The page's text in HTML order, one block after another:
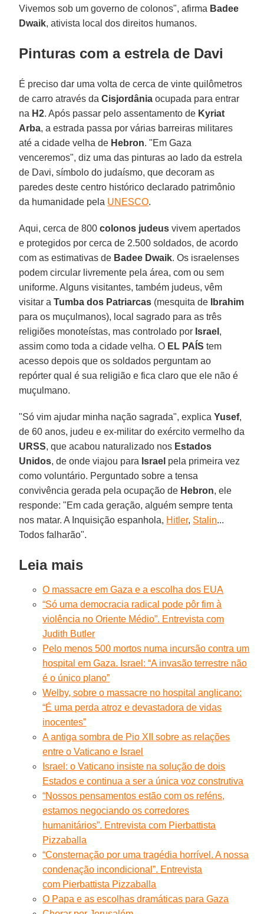
Vivemos sob um governo de colonos", afirma Badee
Dwaik, ativista local dos direitos humanos.
Pinturas com a estrela de Davi
É preciso dar uma volta de cerca de vinte quilômetros
de carro através daCisjordânia ocupada para entrar
na H2. Após passar pelo assentamento de Kyriat
Arba, a estrada passa por várias barreiras militares
até a cidade velha de Hebron. "Em Gaza
venceremos", diz uma das pinturas ao lado da estrela
de Davi, símbolo do judaísmo, que decoram as
paredes deste centro histórico declarado patrimônio
da humanidade pela UNESCO.
Aqui, cerca de 800colonos judeus vivem apertados
e protegidos por cerca de 2.500 soldados, de acordo
com as estimativas de Badee Dwaik. Os israelenses
podem circular livremente pela área, com ou sem
uniforme. Alguns visitantes, também judeus, vêm
visitar a Tumba dos Patriarcas (mesquita de
Ibrahim
para os muçulmanos), local sagrado para as três
religiões monoteístas, mas controlado por Israel ,
assim como toda a cidade velha. O EL PAÍS tem
acesso depois que os soldados perguntam ao
repórter qual é sua religião e fica claro que ele não é
muçulmano.
"Só vim ajudar minha nação sagrada", explicaYusef,
de 60 anos, judeu e ex-militar do exército vermelho da
URSS, que acabou naturalizado nos Estados
Unidos, de onde viajou para Israel pela primeira vez
como voluntário. Perguntado sobre a tensa
convivência gerada pela ocupação de Hebron, ele
responde: "Em cada geração, alguém sempre tenta
nos matar. A Inquisição espanhola, Hitler, Stalin...
Todos falharão".
Leia mais
O massacre em Gaza e a escolha dos EUA
“Só uma democracia radical pode pôr fim à
violência no Oriente Médio”. Entrevista com
Judith Butler
Pelo menos 500 mortos numa incursão contra um
hospital em Gaza. Israel: “A invasão terrestre não
é o único plano”
Welby, sobre o massacre no hospital anglicano:
“É uma perda atroz e devastadora de vidas
inocentes”
A antiga sombra de Pio XII sobre as relações
entre o Vaticano e Israel
Israel: o Vaticano insiste na solução de dois
Estados e continua a ser a única voz construtiva
“Nossos pensamentos estão com os reféns,
estamos negociando os corredores
humanitários”. Entrevista com Pierbattista
Pizzaballa
“Consternação por uma tragédia horrível. A nossa
condenação incondicional”. Entrevista
com Pierbattista Pizzaballa
O Papa e as escolhas dramáticas para Gaza